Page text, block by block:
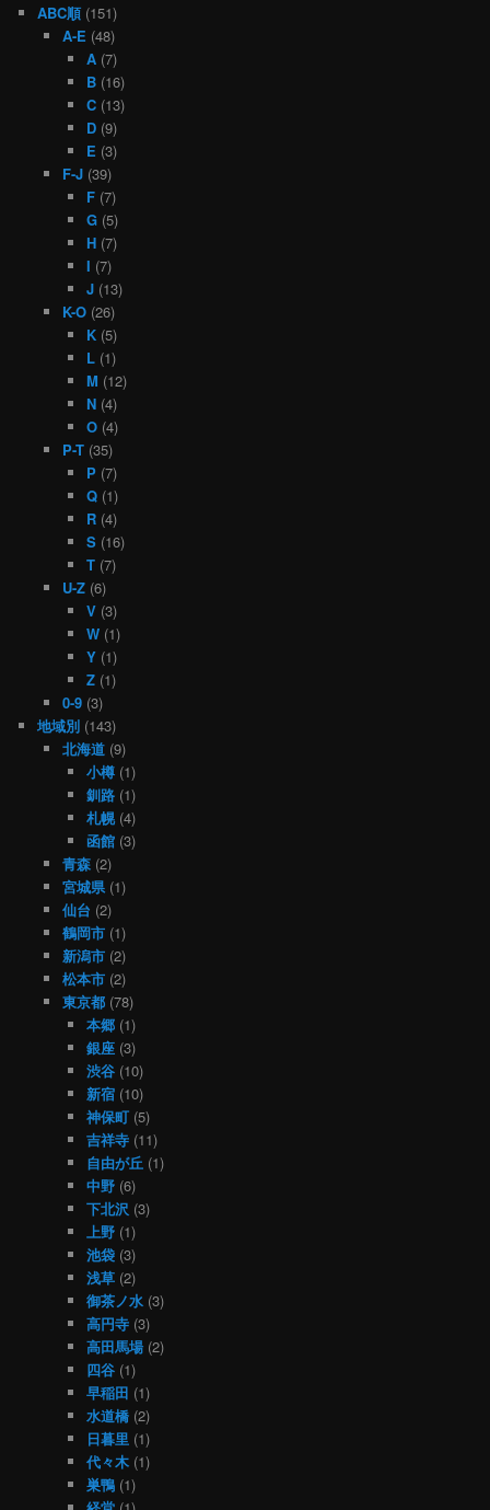
ABC順(151)
A-E (48)
A (7)
B (16)
C (13)
D (9)
E (3)
F-J(39)
F (7)
G (5)
H (7)
I (7)
J (13)
K-O(26)
K (5)
L (1)
M (12)
N (4)
O (4)
P-T(35)
P (7)
Q (1)
R (4)
S (16)
T (7)
U-Z(6)
V (3)
W (1)
Y (1)
Z (1)
0-9(3)
地域別 (143)
北海道(9)
小樽 (1)
釧路 (1)
札幌(4)
函館 (3)
青森(2)
宮城県(1)
仙台 (2)
鶴岡市(1)
新潟市(2)
松本市(2)
東京都(78)
本郷 (1)
銀座 (3)
渋谷 (10)
新宿 (10)
神保町 (5)
吉祥寺 (11)
自由が丘 (1)
中野 (6)
下北沢 (3)
上野 (1)
池袋 (3)
浅草 (2)
御茶ノ水 (3)
高円寺 (3)
高田馬場 (2)
四谷 (1)
早稲田 (1)
水道橋 (2)
日暮里 (1)
代々木 (1)
巣鴨 (1)